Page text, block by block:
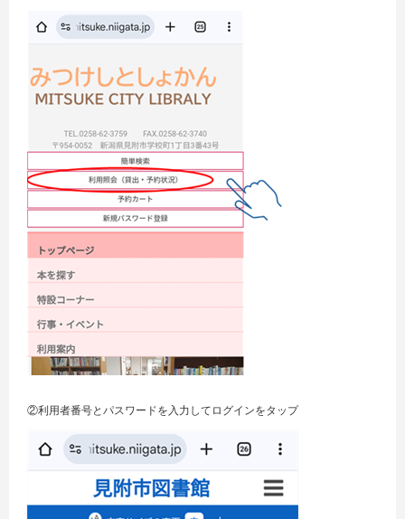
②利用者番号とパスワードを入力してログインをタップ